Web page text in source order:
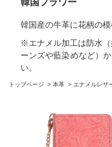
韓国産の牛革に花柄の
※エナメル加工は防水
ーンズや藍染めなど）
い。
トップページ > 本革 > エナメルレザ